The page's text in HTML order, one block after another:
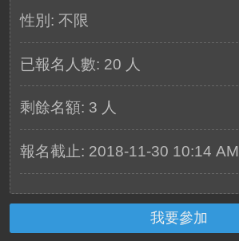
性別: 不限
已報名人數: 20 人
剩餘名額: 3 人
報名截止: 2018-11-30 10:14 AM
我要參加